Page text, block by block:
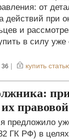
от
действий при
и
в силу
36 | купить
предложило
ГК РФ) в